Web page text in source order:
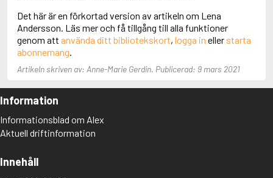
Det här är en förkortad version av artikeln om Lena
Andersson. Läs mer och få tillgång till alla funktioner
genom att använda ditt bibliotekskort, logga in eller starta
abonnemang
Artikeln skriven av: Anne-Marie Gerdin. Publicerad: 9 mars 2021
Information
Informationsblad om Alex
Aktuell driftinformation
Innehåll